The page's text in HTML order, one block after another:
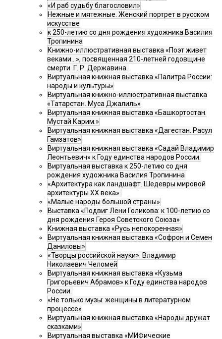
«И раб судьбу благословил»
Нежные и мятежные. Женский портрет в русском
искусстве
к 250-летию со дня рождения художника Василия
Тропинина
Книжно-иллюстративная выставка «Поэт живет
веками…», посвященная 210-летней годовщине
смерти Г. Р. Державина.
Виртуальная книжная выставка «Палитра России:
народы и культуры»
Виртуальная книжно-иллюстративная выставка
«Татарстан. Муса Джалиль»
Виртуальная книжная выставка «Башкортостан.
Мустай Карим.»
Виртуальная книжная выставка «Дагестан. Расул
Гамзатов»
Виртуальная книжная выставка «Садай Владимир
Леонтьевич» к Году единства народов России.
Виртуальная выставка к 250-летию со дня
рождения художника Василия Тропинина
«Архитектура как ландшафт. Шедевры мировой
архитектуры XX века».
«Малые народы большой страны»
Выставка «Подвиг Лёни Голикова: к 100-летию со
дня рождения Героя Советского Союза»
Книжная выставка «Русь непокоренная»
Виртуальная книжная выставка «Софрон и Семен
Даниловы»
«Творцы российской науки». Владимир
Николаевич Челомей
Виртуальная книжная выставка «Кузьма
Григорьевич Абрамов» к Году единства народов
России.
«Не только музы: женщины в литературном
процессе»
Виртуальная книжная выставка «Народы дружат
сказками»
Виртуальная выставка «МИФические